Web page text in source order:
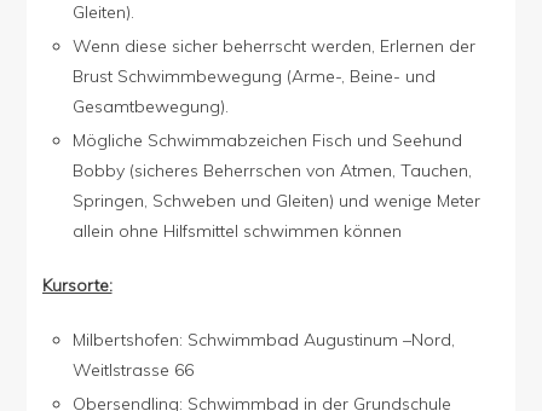
Gleiten).
Wenn diese sicher beherrscht werden, Erlernen der
Brust Schwimmbewegung (Arme-, Beine- und
Gesamtbewegung).
Mögliche Schwimmabzeichen Fisch und Seehund
Bobby (sicheres Beherrschen von Atmen, Tauchen,
Springen, Schweben und Gleiten) und wenige Meter
allein ohne Hilfsmittel schwimmen können
Kursorte:
Milbertshofen: Schwimmbad Augustinum –Nord,
Weitlstrasse 66
Obersendling: Schwimmbad in der Grundschule